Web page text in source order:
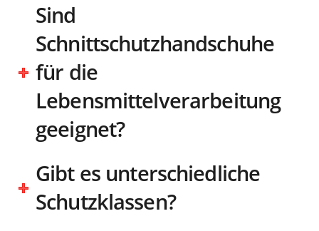
Sind
Schnittschutzhandschuhe
für die
Lebensmittelverarbeitung
geeignet?
Gibt es unterschiedliche
Schutzklassen?